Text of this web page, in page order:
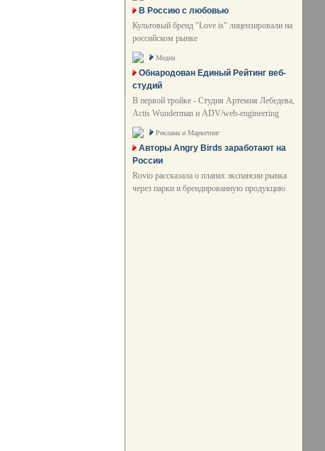
В Россию с любовью
Культовый бренд "Love is" лицензировали на
российском рынке
Медиа
Обнародован Единый Рейтинг веб-
студий
В первой тройке - Студия Артемия Лебедева,
Actis Wunderman и ADV/web-engineering
Реклама и Маркетинг
Авторы Angry Birds заработают на
России
Rovio рассказала о планах экспансии рынка
через парки и брендированную продукцию